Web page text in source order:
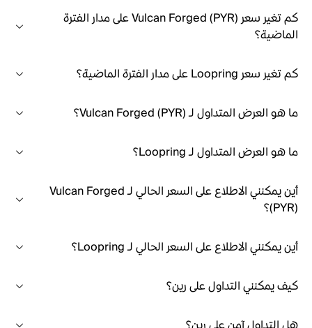
كم تغير سعر Vulcan Forged (PYR) على مدار الفترة
الماضية؟
كم تغير سعر Loopring على مدار الفترة الماضية؟
ما هو العرض المتداول لـ Vulcan Forged (PYR)؟
ما هو العرض المتداول لـ Loopring؟
أين يمكنني الاطلاع على السعر الحالي لـ Vulcan Forged
(PYR)؟
أين يمكنني الاطلاع على السعر الحالي لـ Loopring؟
كيف يمكنني التداول على رين؟